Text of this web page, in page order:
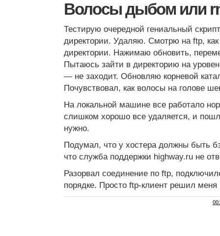
Волосы дыбом или
Тестирую очередной гениальный
директории. Удаляю. Смотрю на ftp, как
директории. Нажимаю обновить,
Пытаюсь зайти в директорию на
— не заходит. Обновляю корневой
Почувствовал, как волосы на голове
На локальной машине все работало
слишком хорошо все удаляется, и
нужно.
Подумал, что у хостера должны быть
что служба поддержки highway.ru не
Разорвал соединение по ftp,
порядке. Просто ftp-клиент решил